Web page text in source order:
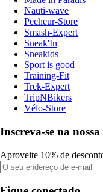
Nauti-wave
Pecheur-Store
Smash-Expert
Sneak'In
Sneakids
Sport is good
Training-Fit
Trek-Expert
TripNBikers
Vélo-Store
Inscreva-se na
Aproveite 10% de